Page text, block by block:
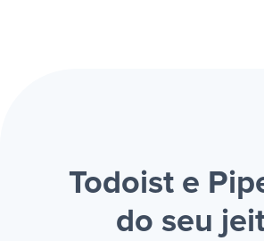
Todoist e
do seu